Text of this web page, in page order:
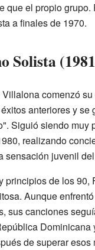
que el propio grupo.
a finales de 1970.
Solista
comenzó
anteriores y se
Siguió siendo muy
realizando
sensación juvenil
principios de los 90,
Aunque
sus canciones
Dominicana
de superar esos